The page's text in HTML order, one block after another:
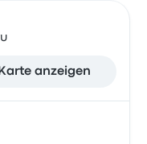
Karte anzeigen